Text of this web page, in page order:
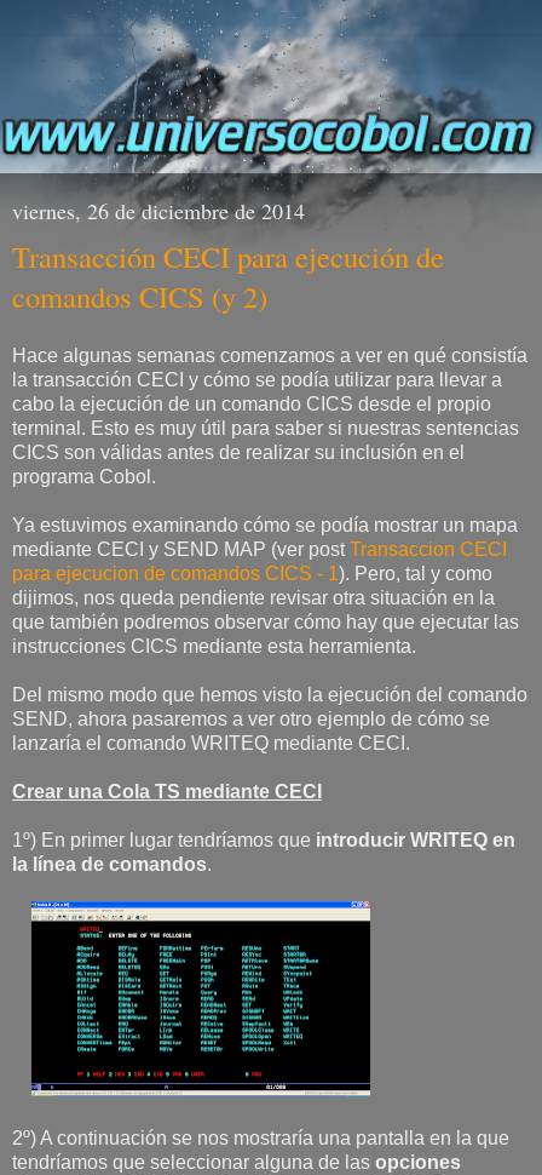
viernes, 26 de diciembre de 2014
Transacción CECI para ejecución de
comandos CICS (y 2)
Hace algunas semanas comenzamos a ver en qué consistía
la transacción CECI y cómo se podía utilizar para llevar a
cabo la ejecución de un comando CICS desde el propio
terminal. Esto es muy útil para saber si nuestras sentencias
CICS son válidas antes de realizar su inclusión en el
programa Cobol.
Ya estuvimos examinando cómo se podía mostrar un mapa
mediante CECI y SEND MAP (ver post Transaccion CECI
para ejecucion de comandos CICS - 1). Pero, tal y como
dijimos, nos queda pendiente revisar otra situación en la
que también podremos observar cómo hay que ejecutar las
instrucciones CICS mediante esta herramienta.
Del mismo modo que hemos visto la ejecución del comando
SEND, ahora pasaremos a ver otro ejemplo de cómo se
lanzaría el comando WRITEQ mediante CECI.
Crear una Cola TS mediante CECI
1º) En primer lugar tendríamos que introducir WRITEQ en
la línea de comandos.
2º) A continuación se nos mostraría una pantalla en la que
tendríamos que seleccionar alguna de las opciones